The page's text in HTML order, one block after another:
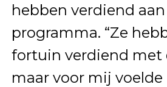
hebben verdiend
programma. “Ze
fortuin verdiend met
maar voor mij